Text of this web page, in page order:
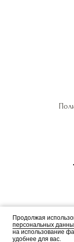
©
Продолжая
персональных
на использование
удобнее для вас.